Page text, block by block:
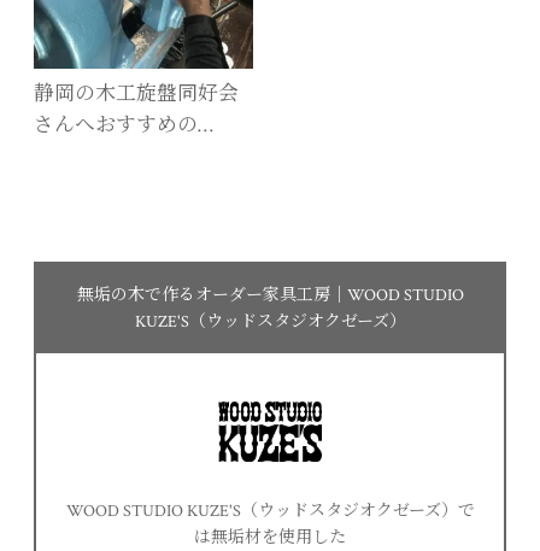
静岡の木工旋盤同好会
さんへおすすめの…
無垢の木で作るオーダー家具工房｜WOOD STUDIO
KUZE'S（ウッドスタジオクゼーズ）
WOOD STUDIO KUZE'S（ウッドスタジオクゼーズ）で
は無垢材を使用した